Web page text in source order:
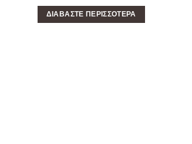
ΔΙΑΒΆΣΤΕ ΠΕΡΙΣΣΌΤΕΡΑ